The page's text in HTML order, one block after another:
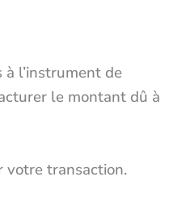
l’instrument de
le montant dû à
votre transaction.